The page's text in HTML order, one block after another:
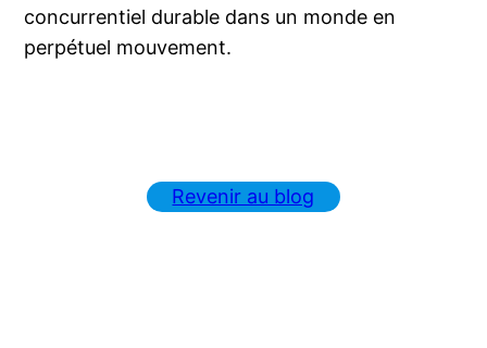
concurrentiel durable dans un monde en
perpétuel mouvement.
Revenir au blog